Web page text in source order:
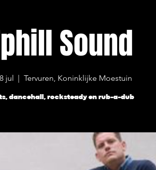
Sound
jul
  |
Tervuren, Koninklijke Moestuin
dancehall, rocksteady en rub-a-dub